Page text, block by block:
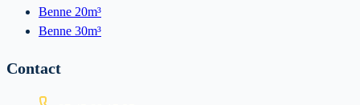
Benne 20m³
Benne 30m³
Contact